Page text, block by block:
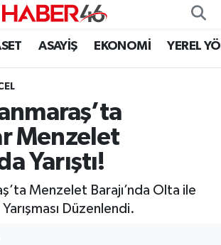
ASAYİŞ EKONOMİ YEREL
Menzelet
Yarıştı!
Menzelet Barajı’nda Olta ile
Düzenlendi.
Namaz Vakitleri
Durumu ve Fikstür